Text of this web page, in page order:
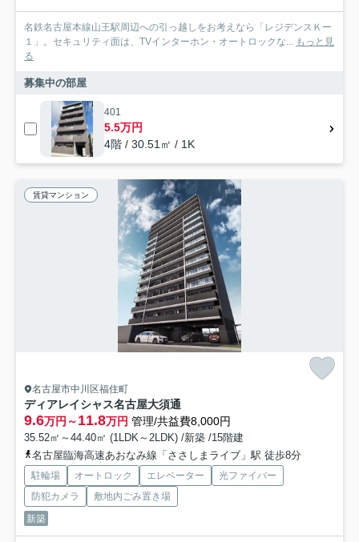
名鉄名古屋本線山王駅周辺への引っ越しをお考えなら「レジデンスＫー
１」。セキュリティ面は、TVインターホン・オートロックな... もっと見
る
募集中の部屋
401
5.5万円
4階 / 30.51㎡ / 1K
賃貸マンション
名古屋市中川区福住町
ディアレイシャス名古屋大須通
9.6万円～11.8万円 管理/共益費8,000円
35.52㎡～44.40㎡ (1LDK～2LDK) /新築 /15階建
名古屋臨海高速あおなみ線「ささしまライブ」駅 徒歩8分
駐輪場 オートロック エレベーター
光ファイバー
防犯カメラ
敷地内ごみ置き場
新築